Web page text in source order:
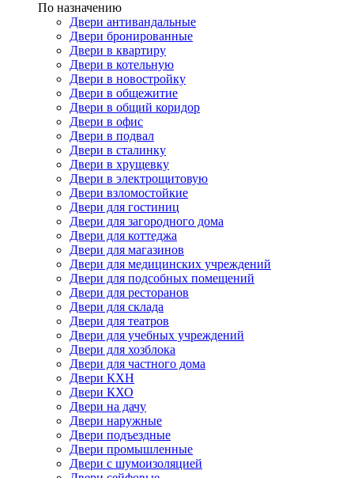
По назначению
Двери антивандальные
Двери бронированные
Двери в квартиру
Двери в котельную
Двери в новостройку
Двери в общежитие
Двери в общий коридор
Двери в офис
Двери в подвал
Двери в сталинку
Двери в хрущевку
Двери в электрощитовую
Двери взломостойкие
Двери для гостиниц
Двери для загородного дома
Двери для коттеджа
Двери для магазинов
Двери для медицинских учреждений
Двери для подсобных помещений
Двери для ресторанов
Двери для склада
Двери для театров
Двери для учебных учреждений
Двери для хозблока
Двери для частного дома
Двери КХН
Двери КХО
Двери на дачу
Двери наружные
Двери подъездные
Двери промышленные
Двери с шумоизоляцией